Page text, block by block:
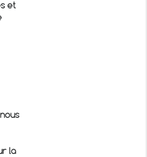
et
nous
la